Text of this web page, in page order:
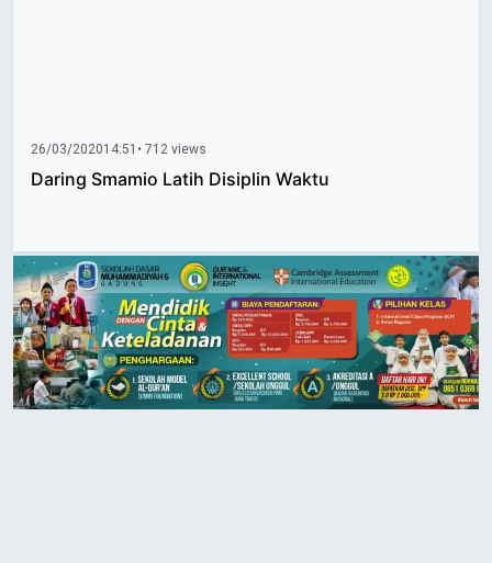
26/03/202014:51 • 712 views
Daring Smamio Latih Disiplin Waktu